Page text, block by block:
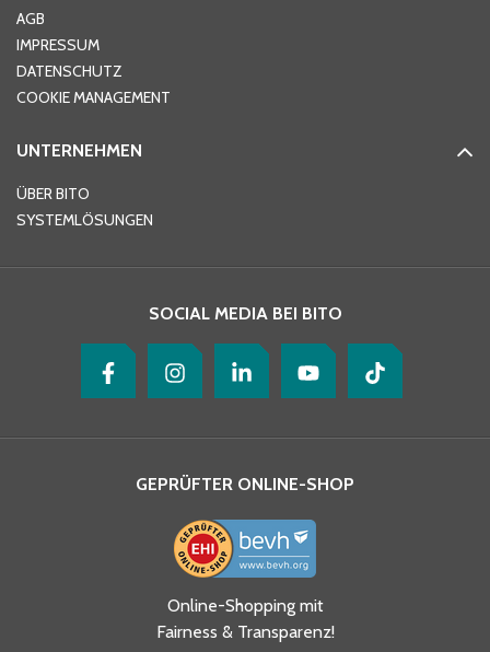
Telefon
Ja, ich habe die
Datenschutzhinweise gelesen
und akzeptiere diese.
AGB
IMPRESSUM
DATENSCHUTZ
COOKIE MANAGEMENT
UNTERNEHMEN
ÜBER BITO
SYSTEMLÖSUNGEN
SOCIAL MEDIA BEI BITO
GEPRÜFTER ONLINE-SHOP
Online-Shopping mit
Fairness & Transparenz!